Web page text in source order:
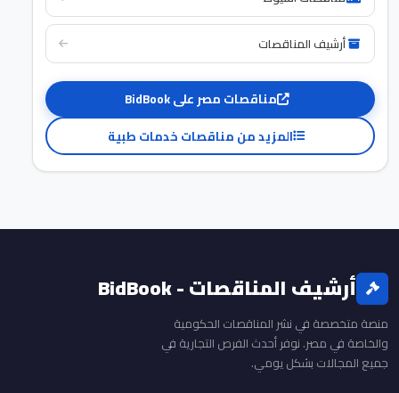
أرشيف المناقصات
مناقصات مصر على BidBook
المزيد من مناقصات خدمات طبية
أرشيف المناقصات - BidBook
منصة متخصصة في نشر المناقصات الحكومية
والخاصة في مصر. نوفر أحدث الفرص التجارية في
جميع المجالات بشكل يومي.